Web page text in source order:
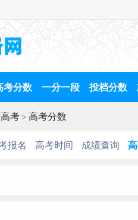
考分数 一分一段 投档分数
考> 高考分数
报名 高考时间 成绩查询